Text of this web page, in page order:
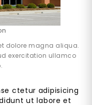
dolore magna aliqua.
exercitation ullamco
ctetur adipisicing
ut labore et